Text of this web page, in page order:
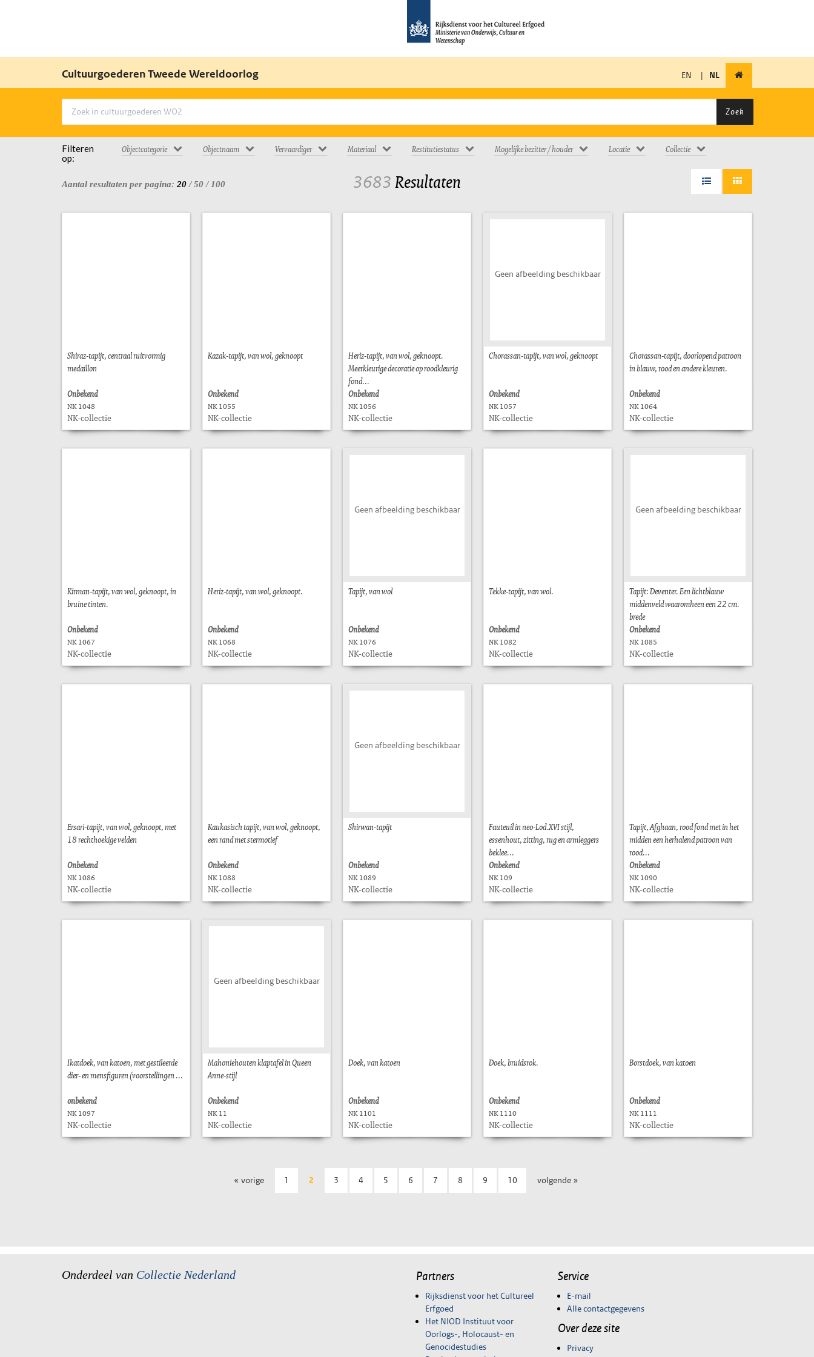
Cultuurgoederen Tweede Wereldoorlog EN | NL
Zoek
Filteren
op:
Objectcategorie Objectnaam Vervaardiger Materiaal Restitutiestatus Mogelijke bezitter / houder Locatie Collectie
Aantal resultaten per pagina: 20 /50 / 100 3683Resultaten
Shiraz-tapijt, centraal ruitvormig
medaillon
Onbekend
NK 1048
NK-collectie
Kazak-tapijt, van wol, geknoopt
Onbekend
NK 1055
NK-collectie
Heriz-tapijt, van wol, geknoopt.
Meerkleurige decoratie op roodkleurig
fond...
Onbekend
NK 1056
NK-collectie
Geen afbeelding beschikbaar
Chorassan-tapijt, van wol, geknoopt
Onbekend
NK 1057
NK-collectie
Chorassan-tapijt, doorlopend patroon
in blauw, rood en andere kleuren.
Onbekend
NK 1064
NK-collectie
Kirman-tapijt, van wol, geknoopt, in
bruine tinten.
Onbekend
NK 1067
NK-collectie
Heriz-tapijt, van wol, geknoopt.
Onbekend
NK 1068
NK-collectie
Geen afbeelding beschikbaar
Tapijt, van wol
Onbekend
NK 1076
NK-collectie
Tekke-tapijt, van wol.
Onbekend
NK 1082
NK-collectie
Geen afbeelding beschikbaar
Tapijt: Deventer. Een lichtblauw
middenveld waaromheen een 22 cm.
brede
Onbekend
NK 1085
NK-collectie
Ersari-tapijt, van wol, geknoopt, met
18 rechthoekige velden
Onbekend
NK 1086
NK-collectie
Kaukasisch tapijt, van wol, geknoopt,
een rand met stermotief
Onbekend
NK 1088
NK-collectie
Geen afbeelding beschikbaar
Shirwan-tapijt
Onbekend
NK 1089
NK-collectie
Fauteuil in neo-Lod.XVI stijl,
essenhout, zitting, rug en armleggers
beklee...
Onbekend
NK 109
NK-collectie
Tapijt, Afghaan, rood fond met in het
midden een herhalend patroon van
rood...
Onbekend
NK 1090
NK-collectie
Ikatdoek, van katoen, met gestileerde
dier- en mensfiguren (voorstellingen ...
onbekend
NK 1097
NK-collectie
Geen afbeelding beschikbaar
Mahoniehouten klaptafel in Queen
Anne-stijl
Onbekend
NK 11
NK-collectie
Doek, van katoen
Onbekend
NK 1101
NK-collectie
Doek, bruidsrok.
Onbekend
NK 1110
NK-collectie
Borstdoek, van katoen
Onbekend
NK 1111
NK-collectie
« vorige 1 2 3 4 5 6 7 8 9 10 volgende »
Onderdeel van Collectie Nederland Partners
Rijksdienst voor het Cultureel
Erfgoed
Het NIOD Instituut voor
Oorlogs-, Holocaust- en
Genocidestudies
Service
E-mail
Alle contactgegevens
Over deze site
Privacy